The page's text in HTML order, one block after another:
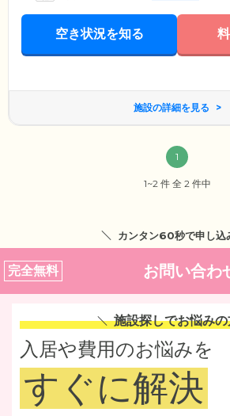
空き状況を知る
施設の詳細を見る
1
1~2 件 全 2 件中
カンタン60秒で申し込
完全無料 お問い合わ
施設探しでお悩み
入居や費用のお悩みを
すぐに解決